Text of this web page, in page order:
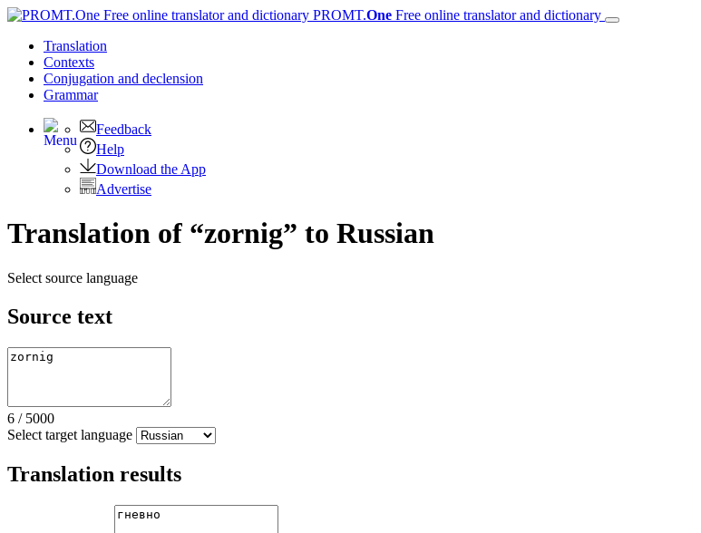
PROMT.One Free online translator and dictionary
Translation
Contexts
Conjugation and declension
Grammar
Feedback
Help
Download the App
Advertise
Translation of “zornig” to Russian
Select source language
Source text
6 / 5000
Select target language
Translation results